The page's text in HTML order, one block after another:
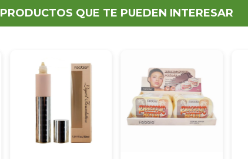
PRODUCTOS QUE TE PUEDEN INTERESAR